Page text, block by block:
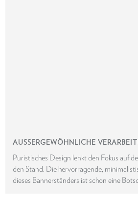
AUSSERGEWÖHNLICHE
Puristisches Design lenkt den Fokus auf
den Stand. Die hervorragende,
dieses Bannerständers ist schon eine